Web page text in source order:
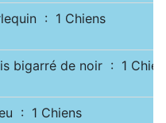
: 1 Chiens
bigarré de noir : 1
: 1 Chiens